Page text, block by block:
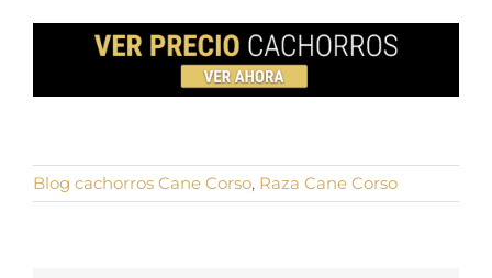
Blog cachorros Cane Corso, Raza Cane Corso